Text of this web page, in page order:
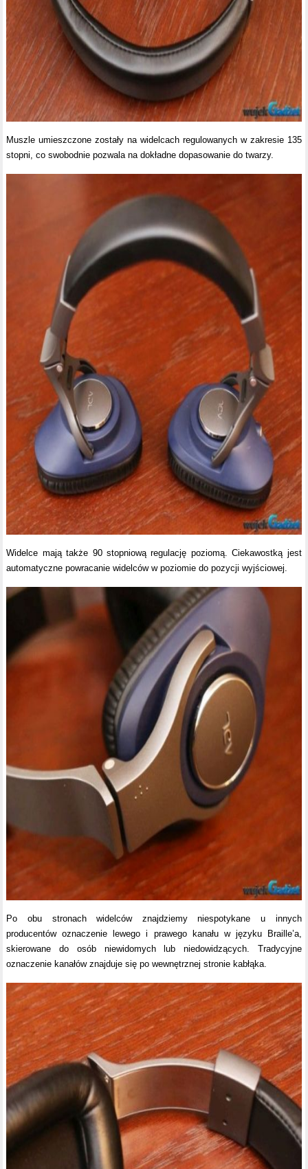
Muszle umieszczone zostały na widelcach regulowanych w zakresie 135
stopni, co swobodnie pozwala na dokładne dopasowanie do twarzy.
Widelce mają także 90 stopniową regulację poziomą. Ciekawostką jest
automatyczne powracanie widelców w poziomie do pozycji wyjściowej.
Po obu stronach widelców znajdziemy niespotykane u innych
producentów oznaczenie lewego i prawego kanału w języku Braille’a,
skierowane do osób niewidomych lub niedowidzących. Tradycyjne
oznaczenie kanałów znajduje się po wewnętrznej stronie kabłąka.